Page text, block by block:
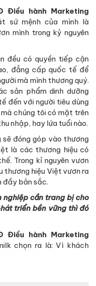
Điều hành Marketing
sứ mệnh của mình là
mình trong kỷ nguyên
đều có quyền tiếp cận
đẳng cấp quốc tế để
mà mình thương quý.
sản phẩm dinh dưỡng
đến với người tiêu dùng
chúng tôi có mặt trên
nhập, hay lứa tuổi nào.
đóng góp vào thương
là các thương hiệu có
Trong kỉ nguyên vươn
thương hiệu Việt vươn ra
đầy bản sắc.
nghiệp cần trang bị cho
triển bền vững thì đó
Điều hành Marketing
chọn ra là: Vì khách